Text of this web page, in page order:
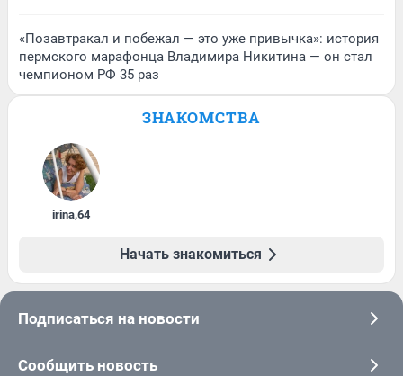
«Позавтракал и побежал — это уже привычка»: история
пермского марафонца Владимира Никитина — он стал
чемпионом РФ 35 раз
ЗНАКОМСТВА
irina,64
Начать знакомиться
Подписаться на новости
Сообщить новость